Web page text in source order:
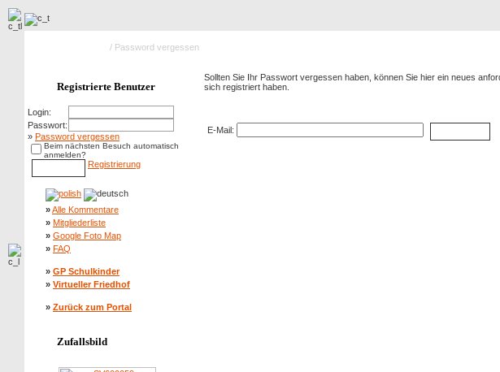
/ Password vergessen
Registrierte Benutzer
Login:
Passwort:
» Password vergessen
Beim nächsten Besuch automatisch
anmelden?
Registrierung
»Alle Kommentare
» Mitgliederliste
» Google Foto Map
» FAQ
» GP Schulkinder
» Virtueller Friedhof
» Zurück zum Portal
Zufallsbild
Sollten Sie Ihr Passwort vergessen haben, können Sie hier ein neues
sich registriert haben.
E-Mail: